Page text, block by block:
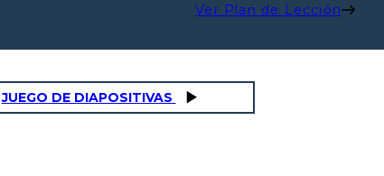
Ver Plan de Lección
JUEGO DE DIAPOSITIVAS